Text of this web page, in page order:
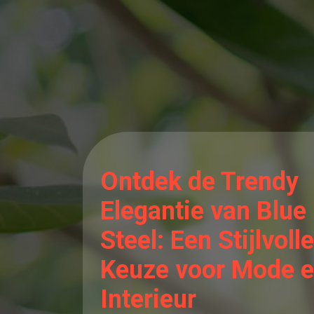
Ontdek de Trendy
Elegantie van Blue
Steel: Een Stijlvolle
Keuze voor Mode
Interieur